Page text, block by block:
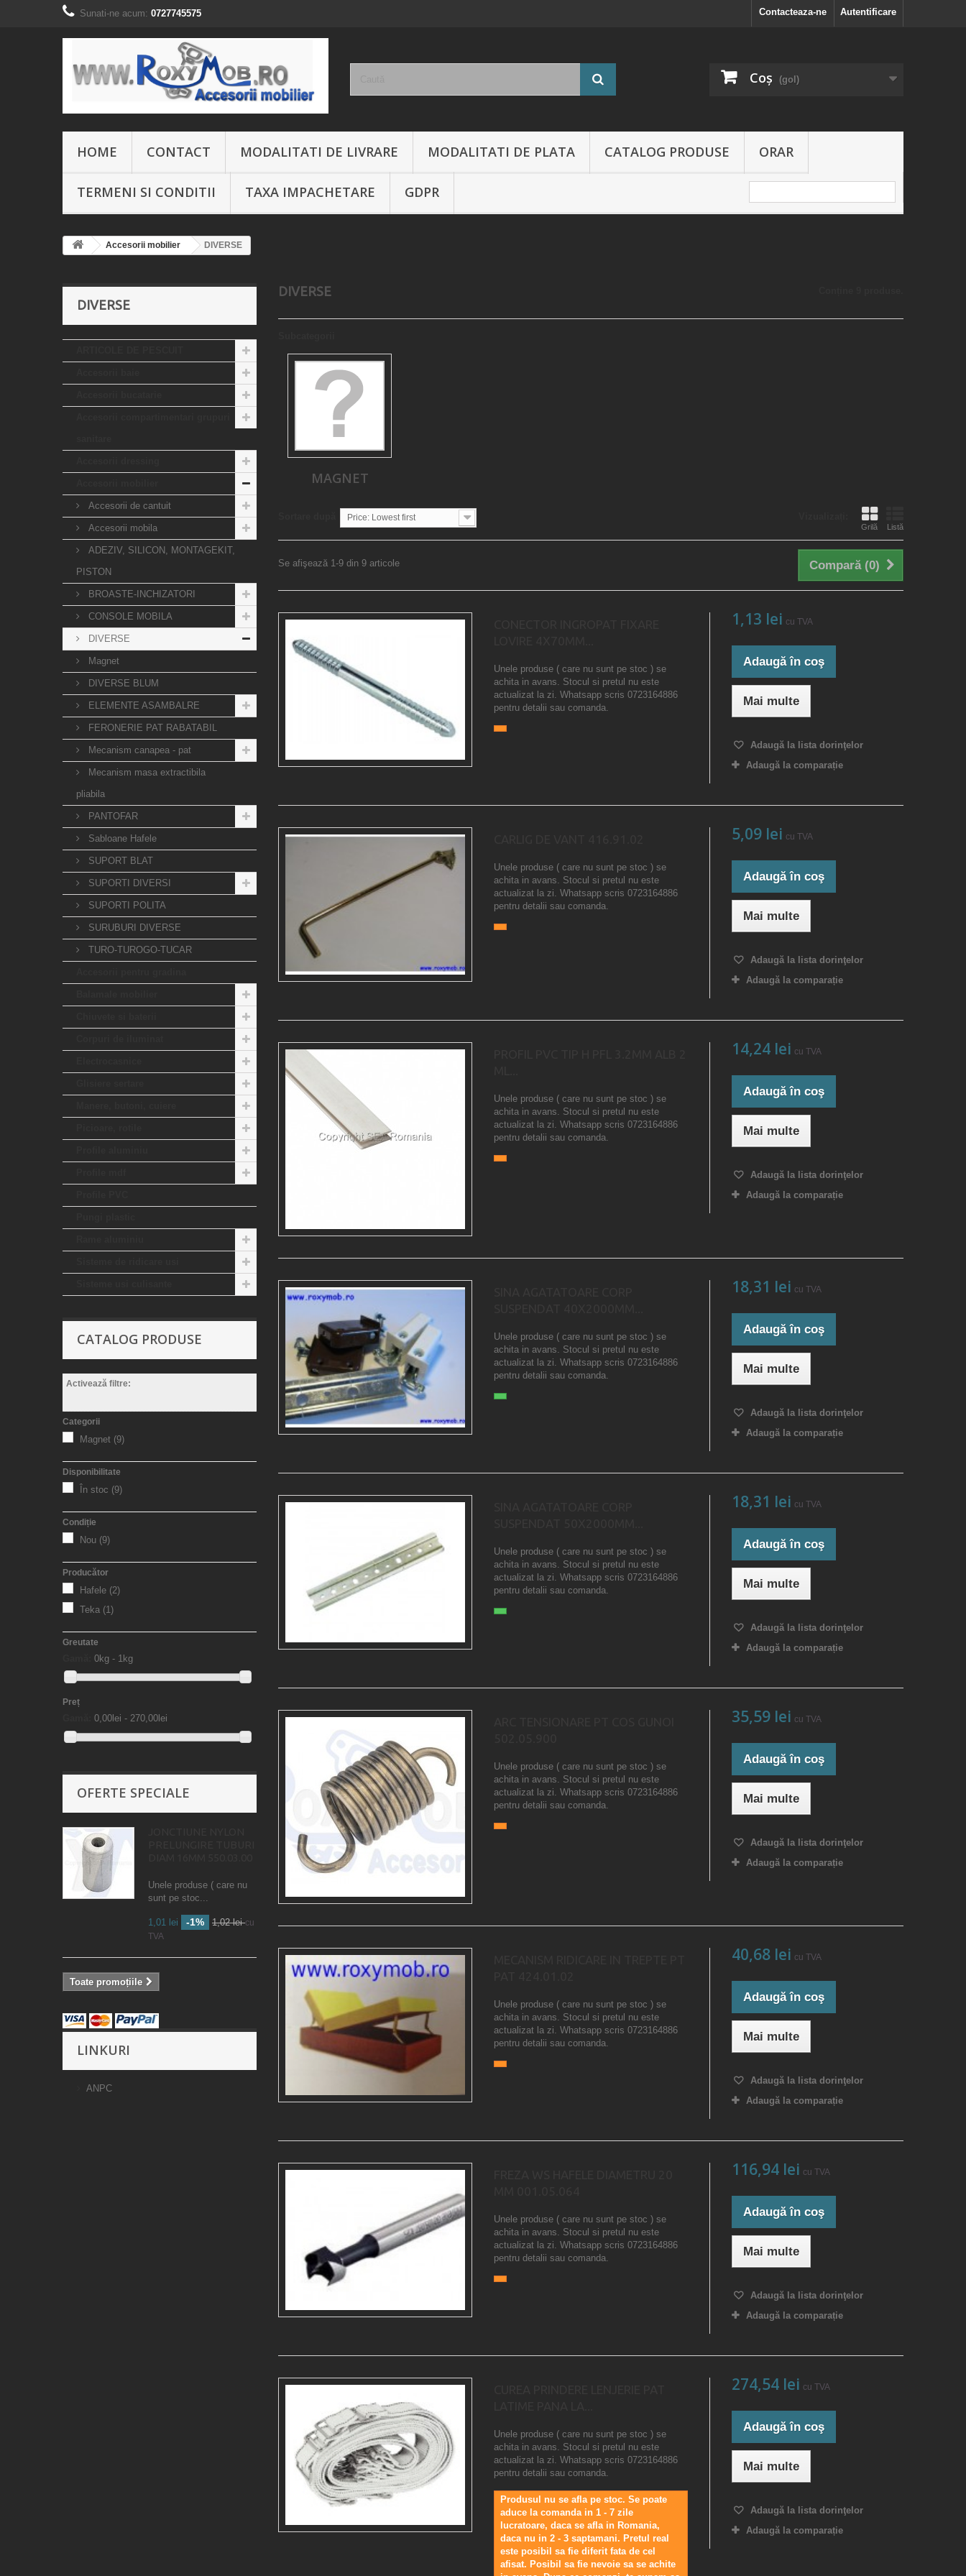
Autentificare
Contacteaza-ne
Sunati-ne acum: 0727745575
Coş (gol)
HOME CONTACT MODALITATI DE LIVRARE MODALITATI DE PLATA CATALOG PRODUSE ORAR
TERMENI SI CONDITII TAXA IMPACHETARE GDPR
Accesorii mobilier DIVERSE
DIVERSE
Accesorii de cantuit
Accesorii mobila
ADEZIV, SILICON, MONTAGEKIT,
PISTON
BROASTE-INCHIZATORI
CONSOLE MOBILA
DIVERSE
Magnet
DIVERSE BLUM
ELEMENTE ASAMBALRE
FERONERIE PAT RABATABIL
Mecanism canapea - pat
Mecanism masa extractibila
pliabila
PANTOFAR
Sabloane Hafele
SUPORT BLAT
SUPORTI DIVERSI
SUPORTI POLITA
SURUBURI DIVERSE
TURO-TUROGO-TUCAR
CATALOG PRODUSE
Activează filtre:
Categorii
Magnet (9)
Disponibilitate
În stoc (9)
Condiție
Nou (9)
Producător
Hafele (2)
Teka (1)
Greutate
0kg - 1kg
Preț
0,00lei - 270,00lei
OFERTE SPECIALE
Unele produse ( care nu
sunt pe stoc...
1,01 lei -1% 1,02 leicu
TVA
Toate promoțiile
LINKURI
ANPC
DIVERSE
MAGNET
Grilă Listă
Price: Lowest first
Compară (0)
Se afişează 1-9 din 9 articole
Unele produse ( care nu sunt pe stoc ) se
achita in avans. Stocul si pretul nu este
actualizat la zi. Whatsapp scris 0723164886
pentru detalii sau comanda.
1,13 lei cu TVA
Adaugă în coş
Mai multe
Adaugă la lista dorinţelor
Adaugă la comparație
Unele produse ( care nu sunt pe stoc ) se
achita in avans. Stocul si pretul nu este
actualizat la zi. Whatsapp scris 0723164886
pentru detalii sau comanda.
5,09 lei cu TVA
Adaugă în coş
Mai multe
Adaugă la lista dorinţelor
Adaugă la comparație
Unele produse ( care nu sunt pe stoc ) se
achita in avans. Stocul si pretul nu este
actualizat la zi. Whatsapp scris 0723164886
pentru detalii sau comanda.
14,24 lei cu TVA
Adaugă în coş
Mai multe
Adaugă la lista dorinţelor
Adaugă la comparație
Unele produse ( care nu sunt pe stoc ) se
achita in avans. Stocul si pretul nu este
actualizat la zi. Whatsapp scris 0723164886
pentru detalii sau comanda.
18,31 lei cu TVA
Adaugă în coş
Mai multe
Adaugă la lista dorinţelor
Adaugă la comparație
Unele produse ( care nu sunt pe stoc ) se
achita in avans. Stocul si pretul nu este
actualizat la zi. Whatsapp scris 0723164886
pentru detalii sau comanda.
18,31 lei cu TVA
Adaugă în coş
Mai multe
Adaugă la lista dorinţelor
Adaugă la comparație
Unele produse ( care nu sunt pe stoc ) se
achita in avans. Stocul si pretul nu este
actualizat la zi. Whatsapp scris 0723164886
pentru detalii sau comanda.
35,59 lei cu TVA
Adaugă în coş
Mai multe
Adaugă la lista dorinţelor
Adaugă la comparație
Unele produse ( care nu sunt pe stoc ) se
achita in avans. Stocul si pretul nu este
actualizat la zi. Whatsapp scris 0723164886
pentru detalii sau comanda.
40,68 lei cu TVA
Adaugă în coş
Mai multe
Adaugă la lista dorinţelor
Adaugă la comparație
Unele produse ( care nu sunt pe stoc ) se
achita in avans. Stocul si pretul nu este
actualizat la zi. Whatsapp scris 0723164886
pentru detalii sau comanda.
116,94 lei cu TVA
Adaugă în coş
Mai multe
Adaugă la lista dorinţelor
Adaugă la comparație
Unele produse ( care nu sunt pe stoc ) se
achita in avans. Stocul si pretul nu este
actualizat la zi. Whatsapp scris 0723164886
pentru detalii sau comanda.
Produsul nu se afla pe stoc. Se poate
aduce la comanda in 1 - 7 zile
lucratoare, daca se afla in Romania,
daca nu in 2 - 3 saptamani. Pretul real
este posibil sa fie diferit fata de cel
afisat. Posibil sa fie nevoie sa se achite
274,54 lei cu TVA
Adaugă în coş
Mai multe
Adaugă la lista dorinţelor
Adaugă la comparație